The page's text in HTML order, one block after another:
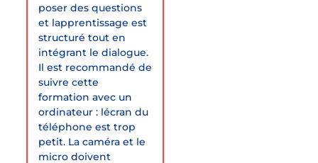
poser des questions
et lapprentissage est
structuré tout en
intégrant le dialogue.
Il est recommandé de
suivre cette
formation avec un
ordinateur : lécran du
téléphone est trop
petit. La caméra et le
micro doivent